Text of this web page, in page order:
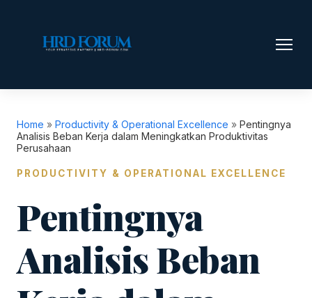
Home » Productivity & Operational Excellence » Pentingnya
Analisis Beban Kerja dalam Meningkatkan Produktivitas
Perusahaan
PRODUCTIVITY & OPERATIONAL EXCELLENCE
Pentingnya
Analisis Beban